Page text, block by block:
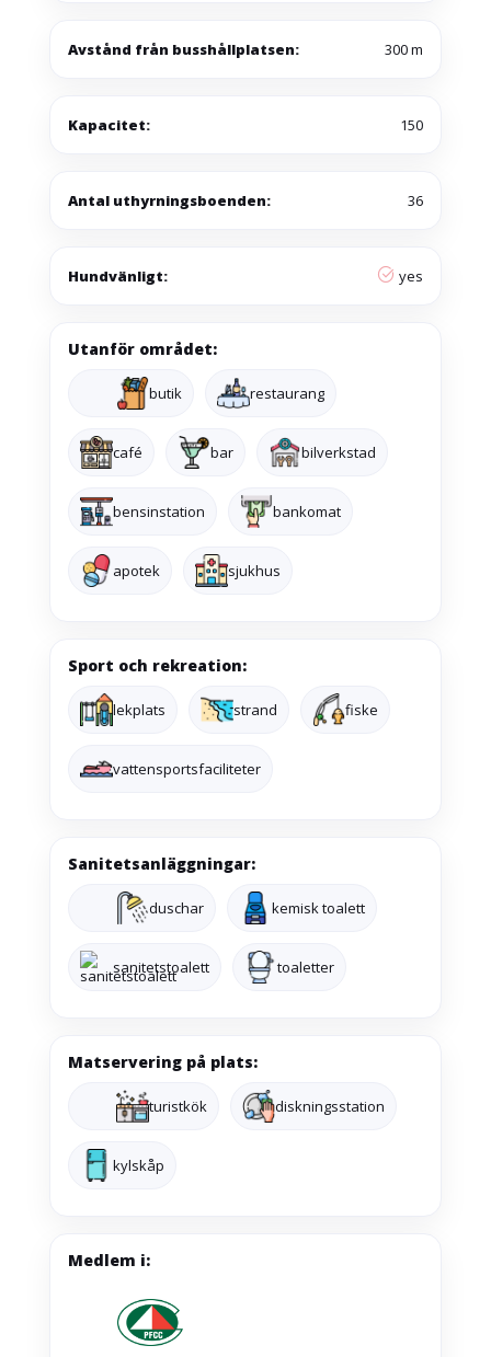
Avstånd från busshållplatsen: 300 m
Kapacitet: 150
Antal uthyrningsboenden: 36
Hundvänligt: yes
Utanför området:
butik restaurang
café bar bilverkstad
bensinstation bankomat
apotek sjukhus
Sport och rekreation:
lekplats strand fiske
vattensportsfaciliteter
Sanitetsanläggningar:
duschar kemisk toalett
sanitetstoalett toaletter
Matservering på plats:
turistkök diskningsstation
kylskåp
Medlem i: